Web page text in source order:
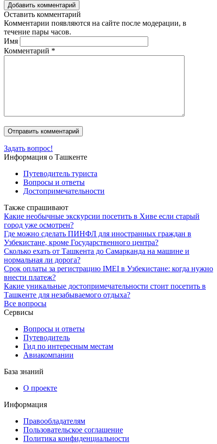
Добавить комментарий
Оставить комментарий
Комментарии появляются на сайте после модерации, в
течение пары часов.
Имя
Комментарий *
Задать вопрос!
Информация о Ташкенте
Путеводитель туриста
Вопросы и ответы
Достопримечательности
Также спрашивают
Какие необычные экскурсии посетить в Хиве если старый
город уже осмотрен?
Где можно сделать ПИНФЛ для иностранных граждан в
Узбекистане, кроме Государственного центра?
Сколько ехать от Ташкента до Самарканда на машине и
нормальная ли дорога?
Срок оплаты за регистрацию IMEI в Узбекистане: когда нужно
внести платеж?
Какие уникальные достопримечательности стоит посетить в
Ташкенте для незабываемого отдыха?
Все вопросы
Сервисы
Вопросы и ответы
Путеводитель
Гид по интересным местам
Авиакомпании
База знаний
О проекте
Информация
Правообладателям
Пользовательское соглашение
Политика конфиденциальности